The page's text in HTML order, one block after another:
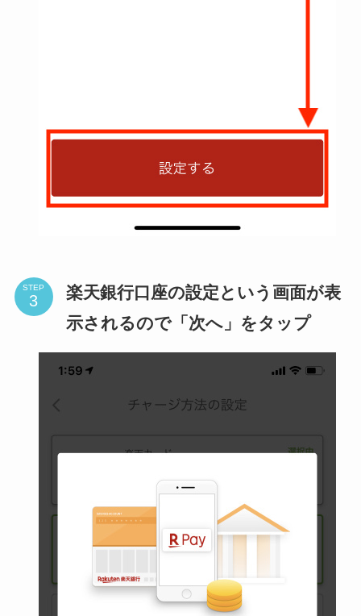
STEP
楽天銀行口座の設定という画面が表
示されるので「次へ」をタップ